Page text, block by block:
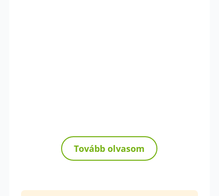
Tovább olvasom